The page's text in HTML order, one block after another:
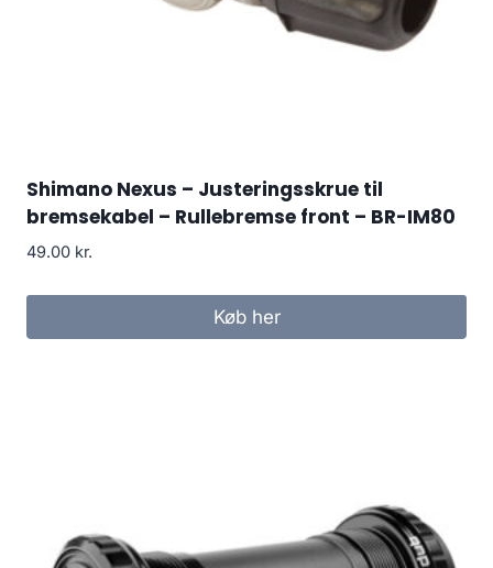
Shimano Nexus – Justeringsskrue til
bremsekabel – Rullebremse front – BR-IM80
49.00 kr.
Køb her